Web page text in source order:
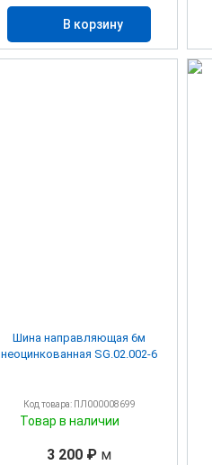
В корзину
Шина направляющая 6м
неоцинкованная SG.02.002-6
Код товара: ПЛ000008699
Товар в наличии
3 200 ₽ м